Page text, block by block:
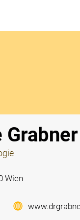
Grabner
Wien